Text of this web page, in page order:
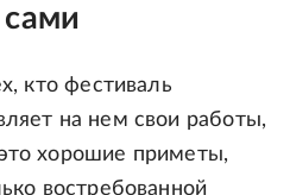
кто фестиваль
на нем свои работы,
хорошие приметы,
востребованной